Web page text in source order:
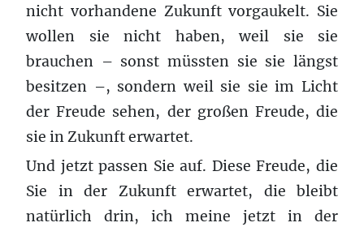
nicht vorhandene Zukunft vorgaukelt. Sie
wollen sie nicht haben, weil sie sie
brauchen – sonst müssten sie sie längst
besitzen –, sondern weil sie sie im Licht
der Freude sehen, der großen Freude, die
sie in Zukunft erwartet.
Und jetzt passen Sie auf. Diese Freude, die
Sie in der Zukunft erwartet, die bleibt
natürlich drin, ich meine jetzt in der